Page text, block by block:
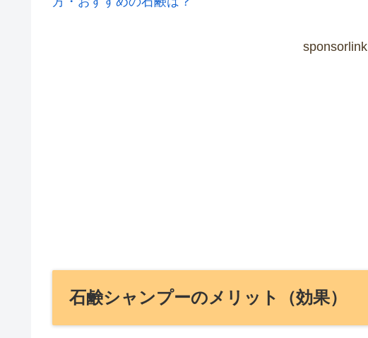
sponsorlink
石鹸シャンプーのメリット（効果）